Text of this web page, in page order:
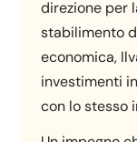
direzione per
stabilimento
economica,
investimenti
con lo stesso